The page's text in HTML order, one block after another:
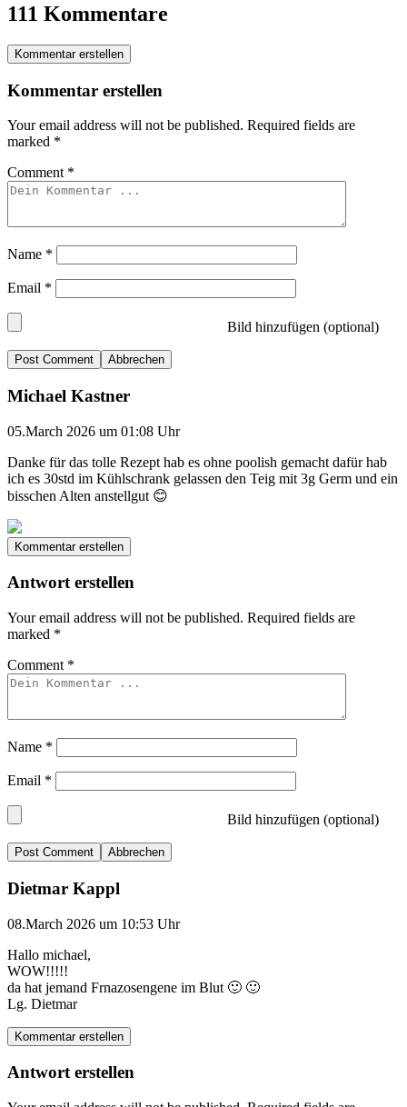
111 Kommentare
Kommentar erstellen
Kommentar erstellen
Your email address will not be published. Required fields are
marked *
Comment *
Name *
Email *
Bild hinzufügen (optional)
Abbrechen
Michael Kastner
05.March 2026 um 01:08 Uhr
Danke für das tolle Rezept hab es ohne poolish gemacht dafür hab
ich es 30std im Kühlschrank gelassen den Teig mit 3g Germ und ein
bisschen Alten anstellgut 😊
Kommentar erstellen
Antwort erstellen
Your email address will not be published. Required fields are
marked *
Comment *
Name *
Email *
Bild hinzufügen (optional)
Abbrechen
Dietmar Kappl
08.March 2026 um 10:53 Uhr
Hallo michael,
WOW!!!!!
da hat jemand Frnazosengene im Blut 🙂 🙂
Lg. Dietmar
Kommentar erstellen
Antwort erstellen